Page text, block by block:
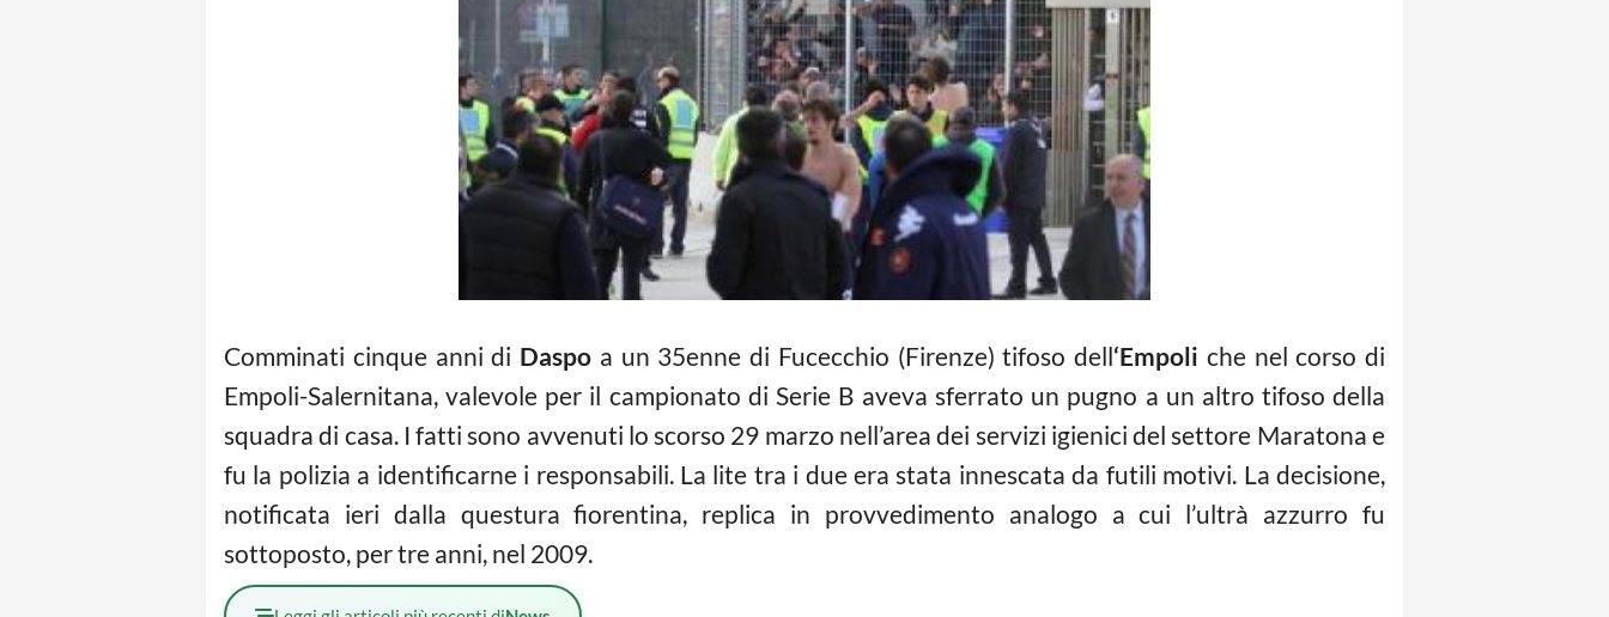
Comminati cinque anni di Daspo a un 35enne di Fucecchio (Firenze) tifoso dell‘Empoli che nel corso di
Empoli-Salernitana, valevole per il campionato di Serie B aveva sferrato un pugno a un altro tifoso della
squadra di casa. I fatti sono avvenuti lo scorso 29 marzo nell’area dei servizi igienici del settore Maratona e
fu la polizia a identificarne i responsabili. La lite tra i due era stata innescata da futili motivi. La decisione,
notificata ieri dalla questura fiorentina, replica in provvedimento analogo a cui l’ultrà azzurro fu
sottoposto, per tre anni, nel 2009.